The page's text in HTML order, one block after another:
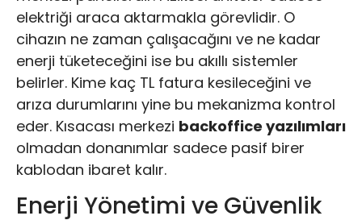
elektriği araca aktarmakla görevlidir. O
cihazın ne zaman çalışacağını ve ne kadar
enerji tüketeceğini ise bu akıllı sistemler
belirler. Kime kaç TL fatura kesileceğini ve
arıza durumlarını yine bu mekanizma kontrol
eder. Kısacası merkezi backoffice yazılımları
olmadan donanımlar sadece pasif birer
kablodan ibaret kalır.
Enerji Yönetimi ve Güvenlik